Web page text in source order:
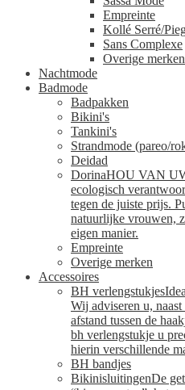
Empreinte
Kollé Serré/
Sans Complexe
Overige merken
Nachtmode
Badmode
Badpakken
Bikini's
Tankini's
Strandmode (pareo/
Deidad
DorinaHOU VAN
ecologisch
tegen de juiste prijs.
natuurlijke vrouwen,
eigen manier.
Empreinte
Overige merken
Accessoires
BH verlengstukjes
Wij adviseren u,
afstand tussen de
bh verlengstukje u
hierin verschillende
BH bandjes
BikinisluitingenDe